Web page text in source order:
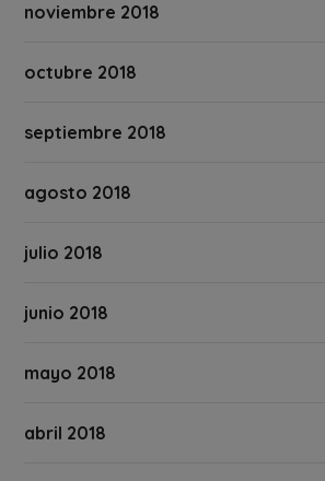
noviembre 2018
octubre 2018
septiembre 2018
agosto 2018
julio 2018
junio 2018
mayo 2018
abril 2018